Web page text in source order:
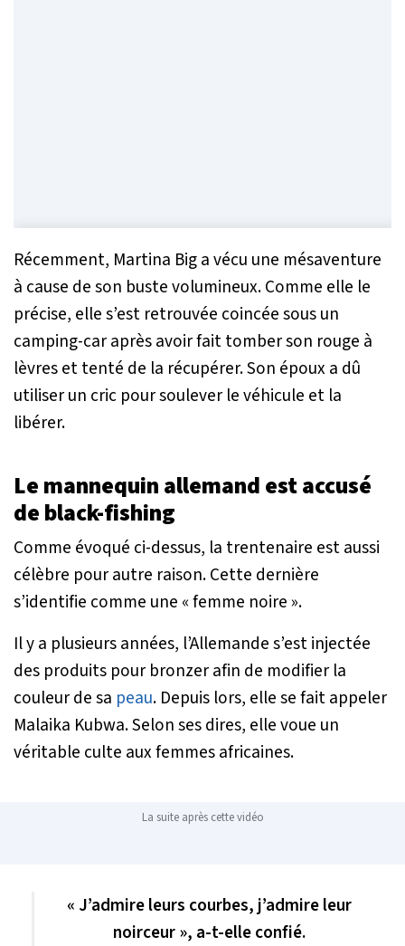
Récemment, Martina Big a vécu une mésaventure
à cause de son buste volumineux. Comme elle le
précise, elle s’est retrouvée coincée sous un
camping-car après avoir fait tomber son rouge à
lèvres et tenté de la récupérer. Son époux a dû
utiliser un cric pour soulever le véhicule et la
libérer.
Le mannequin allemand est accusé
de black-fishing
Comme évoqué ci-dessus, la trentenaire est aussi
célèbre pour autre raison. Cette dernière
s’identifie comme une « femme noire ».
Il y a plusieurs années, l’Allemande s’est injectée
des produits pour bronzer afin de modifier la
couleur de sa peau. Depuis lors, elle se fait appeler
Malaika Kubwa. Selon ses dires, elle voue un
véritable culte aux femmes africaines.
La suite après cette vidéo
« J’admire leurs courbes, j’admire leur
noirceur », a-t-elle confié.